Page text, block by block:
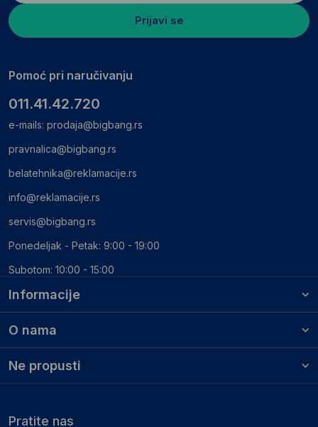
Informacije
O nama
Ne propusti
Prijavi se
Pomoć pri naručivanju
011.41.42.720
e-mails: prodaja@bigbang.rs
pravnalica@bigbang.rs
belatehnika@reklamacije.rs
info@reklamacije.rs
servis@bigbang.rs
Ponedeljak - Petak: 9:00 - 19:00
Subotom: 10:00 - 15:00
Pratite nas